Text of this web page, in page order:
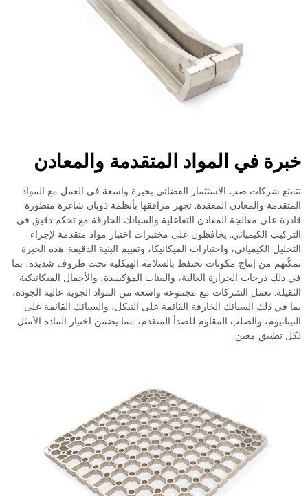
في المواد المتقدمة والمعادن
شركات صب الاستثمار الفضائي بخبرة واسعة في العمل مع المواد
والمعادن المعقدة. تجهز مرافقها بأنظمة ذوبان شاغرة متطورة
على معالجة المعادن التفاعلية والسبائك الخارقة مع تحكم دقيق في
الكيميائي. يحافظون على مختبرات اختبار مواد متقدمة لإجراء
الكيميائي، واختبارات الميكانيكا، وتقييم البنية الدقيقة. هذه الخبرة
من إنتاج مكونات تحتفظ بالسلامة الهيكلية تحت ظروف شديدة، بما
درجات الحرارة العالية، والبيئات المؤكسدة، والأحمال الميكانيكية
تعمل الشركات مع مجموعة واسعة من المواد الجوية عالية الجودة،
ذلك السبائك الخارقة القائمة على النيكل، والسبائك القائمة على
والصلب المقاوم للصدأ المتقدم، مما يضمن اختيار المادة الأمثل
معين.